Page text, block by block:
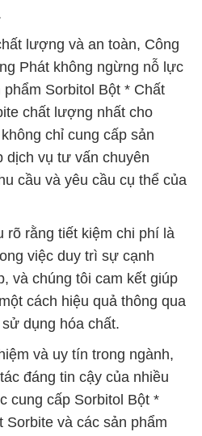
lượng và an toàn, Công
Phát không ngừng nỗ lực
Sorbitol Bột * Chất
chất lượng nhất cho
chỉ cung cấp sản
dịch vụ tư vấn chuyên
cầu và yêu cầu cụ thể của
rõ rằng tiết kiệm chi phí là
việc duy trì sự cạnh
và chúng tôi cam kết giúp
cách hiệu quả thông qua
dụng hóa chất.
và uy tín trong ngành,
đáng tin cậy của nhiều
cung cấp Sorbitol Bột *
Sorbite và các sản phẩm